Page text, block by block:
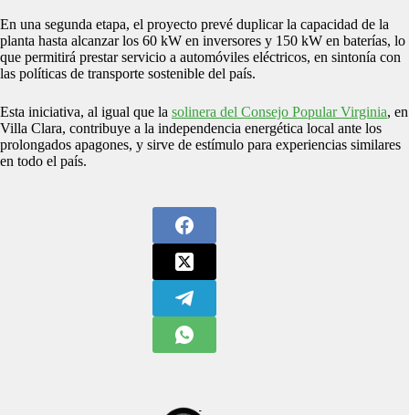
En una segunda etapa, el proyecto prevé duplicar la capacidad de la
planta hasta alcanzar los 60 kW en inversores y 150 kW en baterías, lo
que permitirá prestar servicio a automóviles eléctricos, en sintonía con
las políticas de transporte sostenible del país.
Esta iniciativa, al igual que la solinera del Consejo Popular Virginia, en
Villa Clara, contribuye a la independencia energética local ante los
prolongados apagones, y sirve de estímulo para experiencias similares
en todo el país.